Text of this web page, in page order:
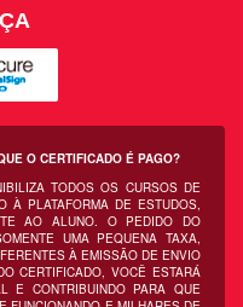
O CERTIFICADO É PAGO?
TODOS OS CURSOS DE
À PLATAFORMA DE ESTUDOS,
AO ALUNO. O PEDIDO DO
UMA PEQUENA TAXA,
À EMISSÃO DE ENVIO
CERTIFICADO, VOCÊ ESTARÁ
E CONTRIBUINDO PARA QUE